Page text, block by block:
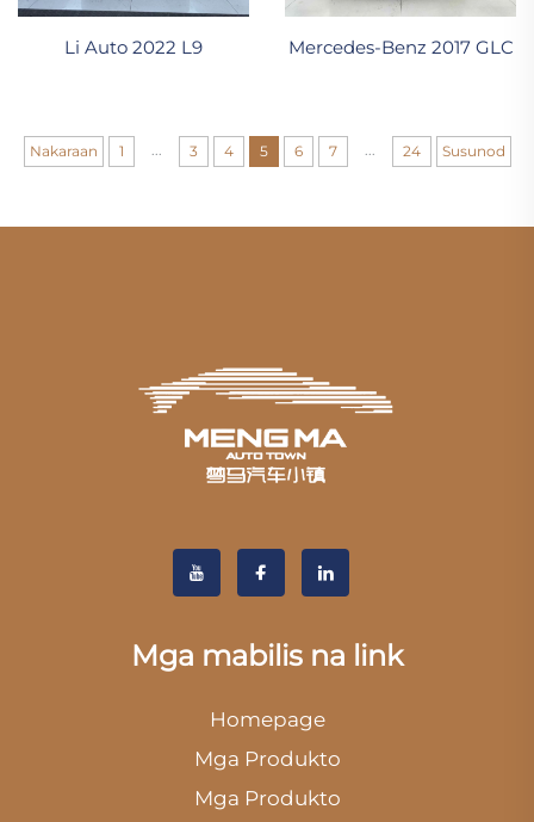
Li Auto 2022 L9 Mercedes-Benz 2017 GLC
Nakaraan 1 3 4 5 6 7 24 Susunod
Mga mabilis na link
Homepage
Mga Produkto
Mga Produkto